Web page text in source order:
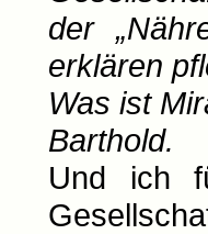
der
erklären
Was ist
Barthold.
Und ich